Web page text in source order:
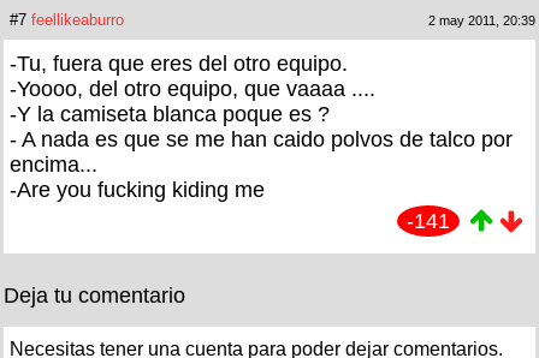
#7 feellikeaburro 2 may 2011, 20:39
-Tu, fuera que eres del otro equipo.
-Yoooo, del otro equipo, que vaaaa ....
-Y la camiseta blanca poque es ?
- A nada es que se me han caido polvos de talco por
encima...
-Are you fucking kiding me
-141
Deja tu comentario
Necesitas tener una cuenta para poder dejar comentarios.